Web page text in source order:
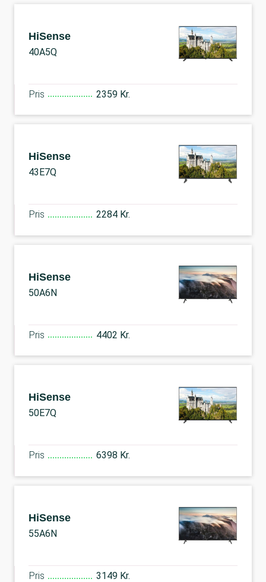
HiSense
40A5Q
Pris 2359 Kr.
HiSense
43E7Q
Pris 2284 Kr.
HiSense
50A6N
Pris 4402 Kr.
HiSense
50E7Q
Pris 6398 Kr.
HiSense
55A6N
Pris 3149 Kr.